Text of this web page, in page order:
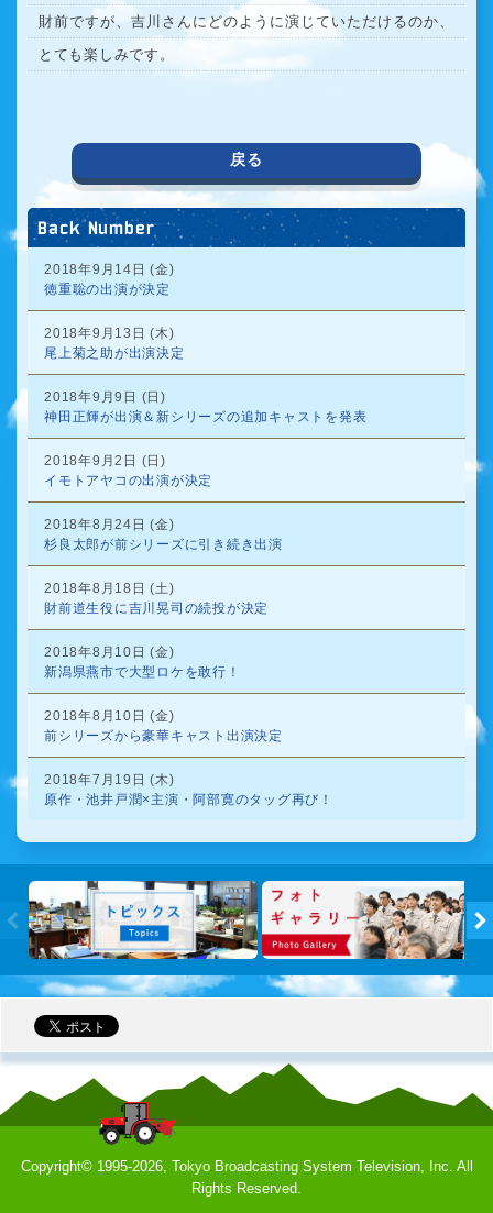
財前ですが、吉川さんにどのように演じていただけるのか、
とても楽しみです。
戻る
Back Number
2018年9月14日 (金)
徳重聡の出演が決定
2018年9月13日 (木)
尾上菊之助が出演決定
2018年9月9日 (日)
神田正輝が出演＆新シリーズの追加キャストを発表
2018年9月2日 (日)
イモトアヤコの出演が決定
2018年8月24日 (金)
杉良太郎が前シリーズに引き続き出演
2018年8月18日 (土)
財前道生役に吉川晃司の続投が決定
2018年8月10日 (金)
新潟県燕市で大型ロケを敢行！
2018年8月10日 (金)
前シリーズから豪華キャスト出演決定
2018年7月19日 (木)
原作・池井戸潤×主演・阿部寛のタッグ再び！
トピッ
←
Copyright©1995-2026, Tokyo Broadcasting System Television, Inc. All
Rights Reserved.